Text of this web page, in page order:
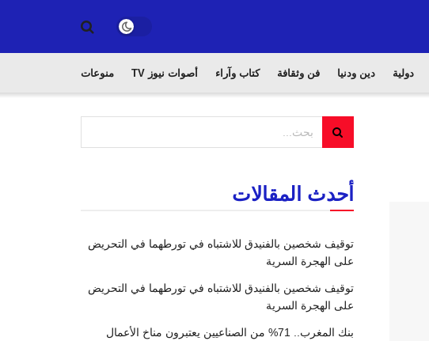
دولية دين ودنيا فن وثقافة كتاب وآراء أصوات نيوز TV منوعات
أحدث المقالات
توقيف شخصين بالفنيدق للاشتباه في تورطهما في التحريض
على الهجرة السرية
توقيف شخصين بالفنيدق للاشتباه في تورطهما في التحريض
على الهجرة السرية
بنك المغرب.. 71% من الصناعيين يعتبرون مناخ الأعمال